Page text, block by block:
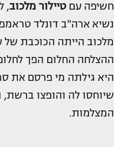
חשיפה עם טיילור מלכוב,
נשיא ארה"ב דונלד
מלכוב הייתה הכוכבת של
ההצלחה החלום הפך
היא גילתה מי פרסם את
שיוחסו לה והופצו
המצלמות.